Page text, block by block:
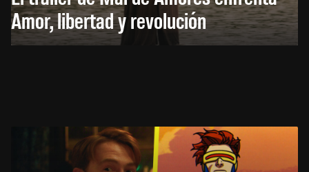
Amor, libertad y revolución